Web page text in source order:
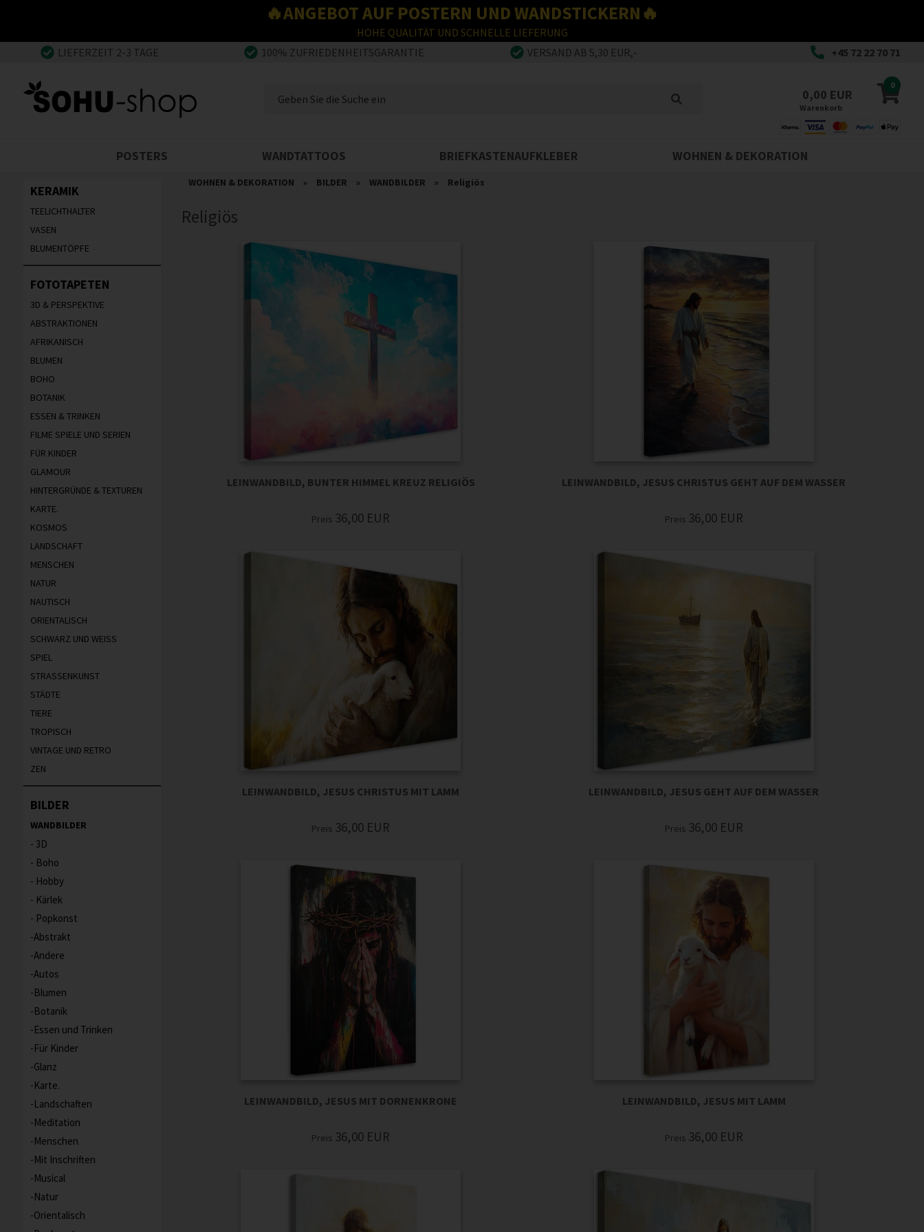
🔥ANGEBOT AUF POSTERN UND WANDSTICKERN🔥
HOHE QUALITÄT UND SCHNELLE LIEFERUNG
LIEFERZEIT 2-3 TAGE
100% ZUFRIEDENHEITSGARANTIE VERSAND AB 5,30 EUR,- +45 72 22 70 71
0
0,00 EUR
Warenkorb
POSTERS WANDTATTOOS BRIEFKASTENAUFKLEBER WOHNEN & DEKORATION
KERAMIK
TEELICHTHALTER
VASEN
BLUMENTÖPFE
FOTOTAPETEN
3D & PERSPEKTIVE
ABSTRAKTIONEN
AFRIKANISCH
BLUMEN
BOHO
BOTANIK
ESSEN & TRINKEN
FILME SPIELE UND SERIEN
FÜR KINDER
GLAMOUR
HINTERGRÜNDE & TEXTUREN
KARTE.
KOSMOS
LANDSCHAFT
MENSCHEN
NATUR
NAUTISCH
ORIENTALISCH
SCHWARZ UND WEISS
SPIEL
STRASSENKUNST
STÄDTE
TIERE
TROPISCH
VINTAGE UND RETRO
ZEN
BILDER
WANDBILDER
3D
Boho
Hobby
Kärlek
Popkonst
Abstrakt
Andere
Autos
Blumen
Botanik
Essen und Trinken
Für Kinder
Glanz
Karte.
Landschaften
Meditation
Menschen
Mit Inschriften
Musical
Natur
Orientalisch
WOHNEN & DEKORATION » BILDER » WANDBILDER » Religiös
Religiös
LEINWANDBILD, BUNTER HIMMEL KREUZ RELIGIÖS
Preis 36,00 EUR
LEINWANDBILD, JESUS CHRISTUS GEHT AUF DEM WASSER
Preis 36,00 EUR
LEINWANDBILD, JESUS CHRISTUS MIT LAMM
Preis 36,00 EUR
LEINWANDBILD, JESUS GEHT AUF DEM WASSER
Preis 36,00 EUR
LEINWANDBILD, JESUS MIT DORNENKRONE
Preis 36,00 EUR
LEINWANDBILD, JESUS MIT LAMM
Preis 36,00 EUR